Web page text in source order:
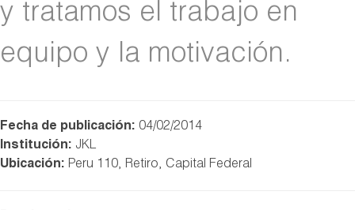
y tratamos el trabajo en
equipo y la motivación.
Fecha de publicación: 04/02/2014
Institución: JKL
Ubicación: Peru 110, Retiro, Capital Federal